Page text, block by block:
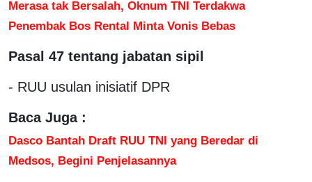
Merasa tak Bersalah, Oknum TNI Terdakwa
Penembak Bos Rental Minta Vonis Bebas
Pasal 47 tentang jabatan sipil
- RUU usulan inisiatif DPR
Baca Juga :
Dasco Bantah Draft RUU TNI yang Beredar di
Medsos, Begini Penjelasannya